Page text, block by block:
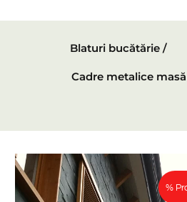
Blaturi bucătărie /
Cadre metalice
%